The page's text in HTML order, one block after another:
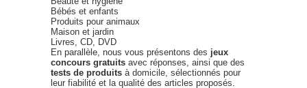
Bébés et enfants
Produits pour animaux
Maison et jardin
Livres, CD, DVD
En parallèle, nous vous présentons des jeux
concours gratuits avec réponses, ainsi que des
tests de produits à domicile, sélectionnés pour
leur fiabilité et la qualité des articles proposés.